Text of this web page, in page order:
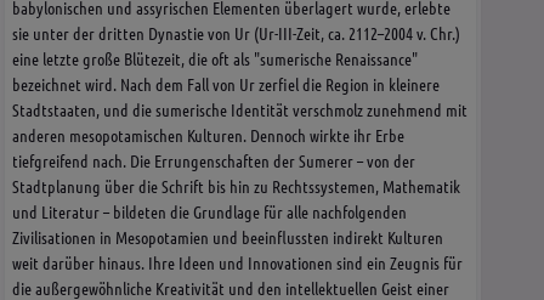
babylonischen und assyrischen Elementen überlagert wurde, erlebte
sie unter der dritten Dynastie von Ur (Ur-III-Zeit, ca. 2112–2004 v. Chr.)
eine letzte große Blütezeit, die oft als "sumerische Renaissance"
bezeichnet wird. Nach dem Fall von Ur zerfiel die Region in kleinere
Stadtstaaten, und die sumerische Identität verschmolz zunehmend mit
anderen mesopotamischen Kulturen. Dennoch wirkte ihr Erbe
tiefgreifend nach. Die Errungenschaften der Sumerer – von der
Stadtplanung über die Schrift bis hin zu Rechtssystemen, Mathematik
und Literatur – bildeten die Grundlage für alle nachfolgenden
Zivilisationen in Mesopotamien und beeinflussten indirekt Kulturen
weit darüber hinaus. Ihre Ideen und Innovationen sind ein Zeugnis für
die außergewöhnliche Kreativität und den intellektuellen Geist einer